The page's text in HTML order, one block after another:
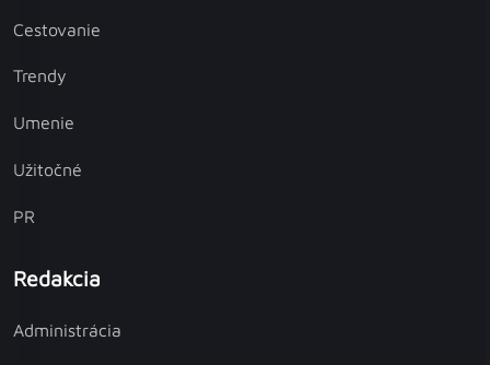
Cestovanie
Trendy
Umenie
Užitočné
PR
Redakcia
Administrácia